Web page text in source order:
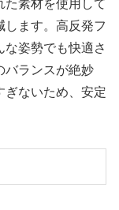
た素材を使用して
します。高反発フ
な姿勢でも快適さ
バランスが絶妙
ぎないため、安定